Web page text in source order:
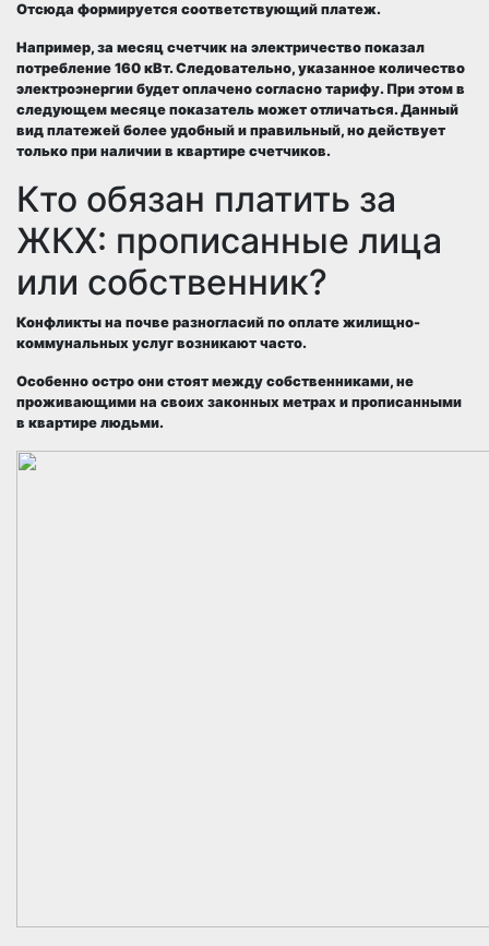
Отсюда формируется соответствующий платеж.
Например, за месяц счетчик на электричество показал
потребление 160 кВт. Следовательно, указанное количество
электроэнергии будет оплачено согласно тарифу. При этом в
следующем месяце показатель может отличаться. Данный
вид платежей более удобный и правильный, но действует
только при наличии в квартире счетчиков.
Кто обязан платить за
ЖКХ: прописанные лица
или собственник?
Конфликты на почве разногласий по оплате жилищно-
коммунальных услуг возникают часто.
Особенно остро они стоят между собственниками, не
проживающими на своих законных метрах и прописанными
в квартире людьми.